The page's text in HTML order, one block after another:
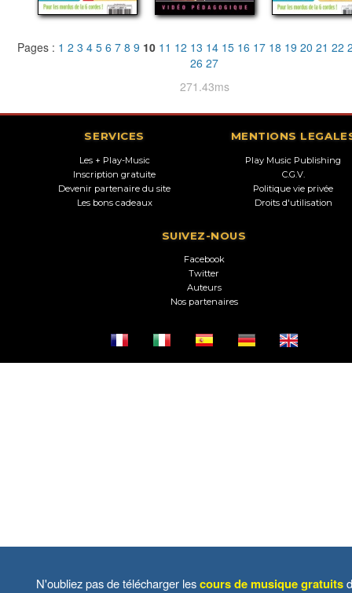
Pages : 1 2 3 4 5 6 7 8 9 10 11 12 13 14 15 16 17 18 19 20 21 22
26 27
271.43ms
SERVICES
Les + Play-Music
Inscription gratuite
Devenir partenaire du site
Les bons cadeaux
MENTIONS
Play Music Publishing
C.G.V.
Politique vie privée
Droits d'utilisation
SUIVEZ-NOUS
Facebook
Twitter
Auteurs
Nos partenaires
N'oubliez pas de télécharger lescours de musique gratuits